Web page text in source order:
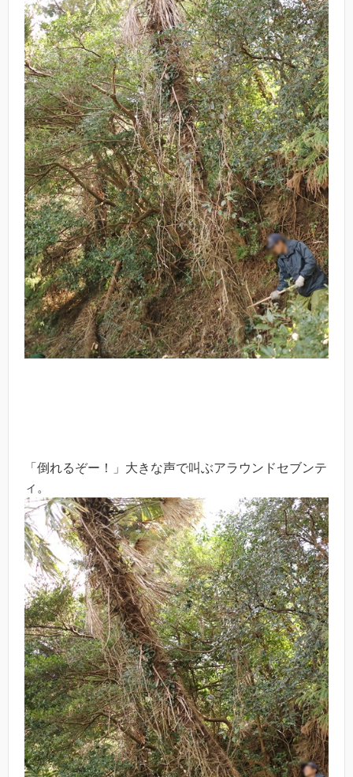
「倒れるぞー！」大きな声で叫ぶアラウンドセブンテ
ィ。